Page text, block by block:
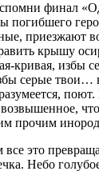
финал
погибшего
приезжают
крышу
кривая, избы
серые твои…
прочим
это
Небо